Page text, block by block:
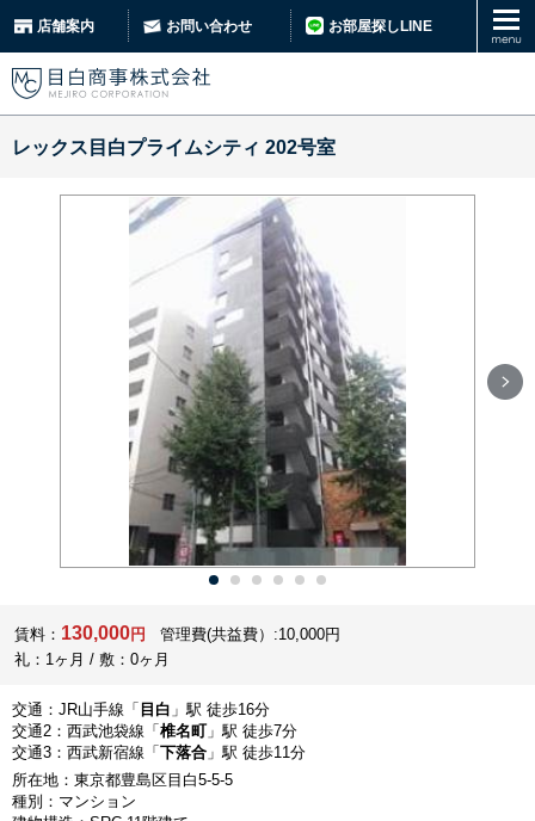
店舗案内 お問い合わせ お部屋探しLINE
レックス目白プライムシティ 202号室
賃料： 130,000円
管理費(共益費）:10,000円
礼：1ヶ月 / 敷：0ヶ月
交通：JR山手線「 目白 」駅 徒歩16分
交通2：西武池袋線「 椎名町」駅 徒歩7分
交通3：西武新宿線「 下落合 」駅 徒歩11分
所在地：東京都豊島区目白5-5-5
種別：マンション